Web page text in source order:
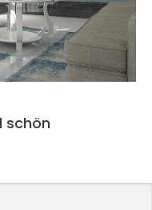
schön